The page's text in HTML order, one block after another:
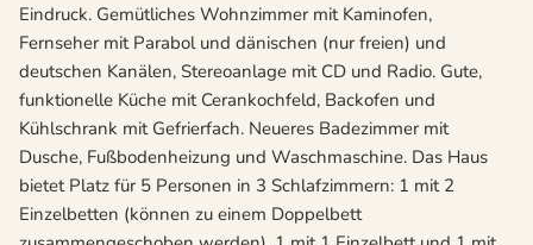
Eindruck. Gemütliches Wohnzimmer mit Kaminofen,
Fernseher mit Parabol und dänischen (nur freien) und
deutschen Kanälen, Stereoanlage mit CD und Radio. Gute,
funktionelle Küche mit Cerankochfeld, Backofen und
Kühlschrank mit Gefrierfach. Neueres Badezimmer mit
Dusche, Fußbodenheizung und Waschmaschine. Das Haus
bietet Platz für 5 Personen in 3 Schlafzimmern: 1 mit 2
Einzelbetten (können zu einem Doppelbett